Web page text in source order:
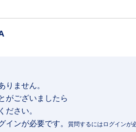
りません。
がございましたら
ださい。
インが必要です。